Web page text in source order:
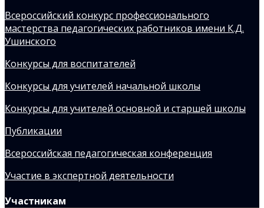
Всероссийский конкурс профессионального
мастерства педагогических работников имени К.Д.
Ушинского
Конкурсы для воспитателей
Конкурсы для учителей начальной школы
Конкурсы для учителей основной и старшей школы
Публикации
Всероссийская педагогическая конференция
Участие в экспертной деятельности
Участникам